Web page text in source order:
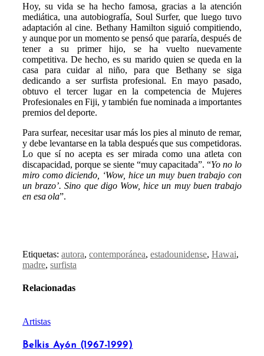
Hoy, su vida se ha hecho famosa, gracias a la atención
mediática, una autobiografía, Soul Surfer, que luego tuvo
adaptación al cine. Bethany Hamilton siguió compitiendo,
y aunque por un momento se pensó que pararía, después de
tener a su primer hijo, se ha vuelto nuevamente
competitiva. De hecho, es su marido quien se queda en la
casa para cuidar al niño, para que Bethany se siga
dedicando a ser surfista profesional. En mayo pasado,
obtuvo el tercer lugar en la competencia de Mujeres
Profesionales en Fiji, y también fue nominada a importantes
premios del deporte.
Para surfear, necesitar usar más los pies al minuto de remar,
y debe levantarse en la tabla después que sus competidoras.
Lo que sí no acepta es ser mirada como una atleta con
discapacidad, porque se siente “muy capacitada”. “Yo no lo
miro como diciendo, ‘Wow, hice un muy buen trabajo con
un brazo’. Sino que digo Wow, hice un muy buen trabajo
en esa ola”.
Etiquetas: autora, contemporánea, estadounidense, Hawai,
madre, surfista
Relacionadas
Artistas
Belkis Ayón (1967-1999)